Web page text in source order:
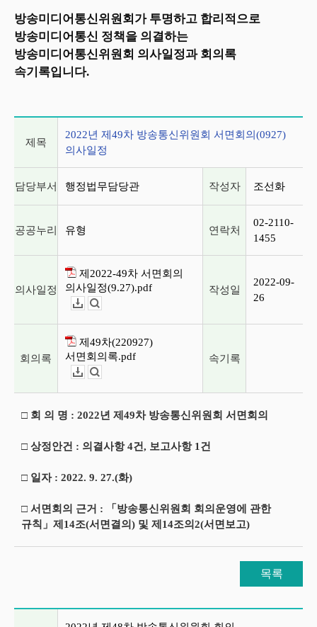
방송미디어통신위원회가 투명하고 합리적으로
방송미디어통신 정책을 의결하는
방송미디어통신위원회 의사일정과 회의록
속기록입니다.
제목
2022년 제49차 방송통신위원회 서면회의(0927)
의사일정
담당부서 행정법무담당관 작성자 조선화
공공누리 유형 연락처
02-2110-
1455
의사일정
제2022-49차 서면회의
의사일정(9.27).pdf
작성일
2022-09-
26
회의록
제49차(220927)
서면회의록.pdf
속기록
□ 회 의 명 : 2022년 제49차 방송통신위원회 서면회의
□ 상정안건 : 의결사항 4건, 보고사항 1건
□ 일자 : 2022. 9. 27.(화)
□ 서면회의 근거 : 「방송통신위원회 회의운영에 관한
규칙」제14조(서면결의) 및 제14조의2(서면보고)
목록